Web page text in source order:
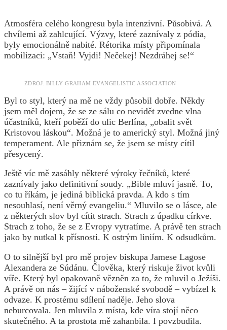
Atmosféra celého kongresu byla intenzivní. Působivá. A
chvílemi až zahlcující. Výzvy, které zaznívaly z pódia,
byly emocionálně nabité. Rétorika místy připomínala
mobilizaci: „Vstaň! Vyjdi! Nečekej! Nezdráhej se!“
ZDROJ: BILLY GRAHAM EVANGELISTIC ASSOCIATION
Byl to styl, který na mě ne vždy působil dobře. Někdy
jsem měl dojem, že se ze sálu co nevidět zvedne vlna
účastníků, kteří poběží do ulic Berlína, „obalit svět
Kristovou láskou“. Možná je to americký styl. Možná jiný
temperament. Ale přiznám se, že jsem se místy cítil
přesycený.
Ještě víc mě zasáhly některé výroky řečníků, které
zaznívaly jako definitivní soudy. „Bible mluví jasně. To,
co tu říkám, je jediná biblická pravda. A kdo s tím
nesouhlasí, není věrný evangeliu.“ Mluvilo se o lásce, ale
z některých slov byl cítit strach. Strach z úpadku církve.
Strach z toho, že se z Evropy vytratíme. A právě ten strach
jako by nutkal k přísnosti. K ostrým liniím. K odsudkům.
O to silnější byl pro mě projev biskupa Jamese Lagose
Alexandera ze Súdánu. Člověka, který riskuje život kvůli
víře. Který byl opakovaně vězněn za to, že mluvil o Ježíši.
A právě on nás – žijící v náboženské svobodě – vybízel k
odvaze. K prostému sdílení naděje. Jeho slova
neburcovala. Jen mluvila z místa, kde víra stojí něco
skutečného. A ta prostota mě zahanbila. I povzbudila.